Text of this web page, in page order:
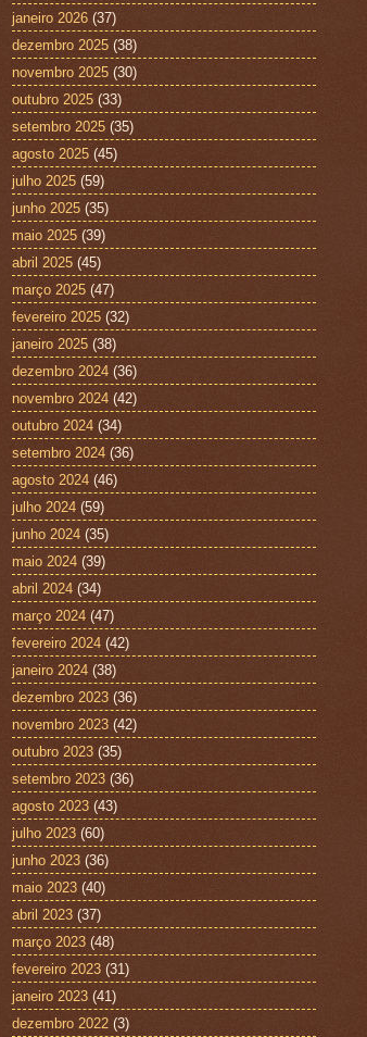
janeiro 2026 (37)
dezembro 2025 (38)
novembro 2025 (30)
outubro 2025 (33)
setembro 2025 (35)
agosto 2025 (45)
julho 2025 (59)
junho 2025 (35)
maio 2025 (39)
abril 2025 (45)
março 2025 (47)
fevereiro 2025 (32)
janeiro 2025 (38)
dezembro 2024 (36)
novembro 2024 (42)
outubro 2024 (34)
setembro 2024 (36)
agosto 2024 (46)
julho 2024 (59)
junho 2024 (35)
maio 2024 (39)
abril 2024 (34)
março 2024 (47)
fevereiro 2024 (42)
janeiro 2024 (38)
dezembro 2023 (36)
novembro 2023 (42)
outubro 2023 (35)
setembro 2023 (36)
agosto 2023 (43)
julho 2023 (60)
junho 2023 (36)
maio 2023 (40)
abril 2023 (37)
março 2023 (48)
fevereiro 2023 (31)
janeiro 2023 (41)
dezembro 2022 (3)